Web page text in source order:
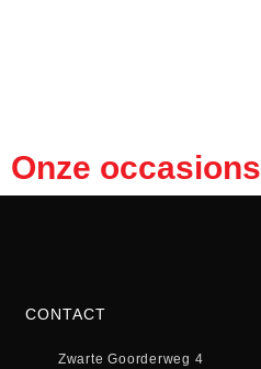
Onze occasions
CONTACT
Zwarte Goorderweg 4